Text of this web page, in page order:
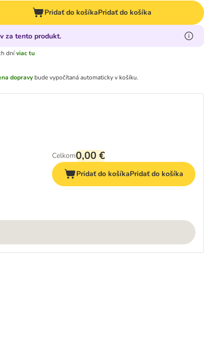
Pridať do košíkaPridať do košíka
za tento produkt.
dní viac tu
dopravy bude vypočítaná automaticky v košíku.
Celkom0,00 €
Pridať do košíkaPridať do košíka